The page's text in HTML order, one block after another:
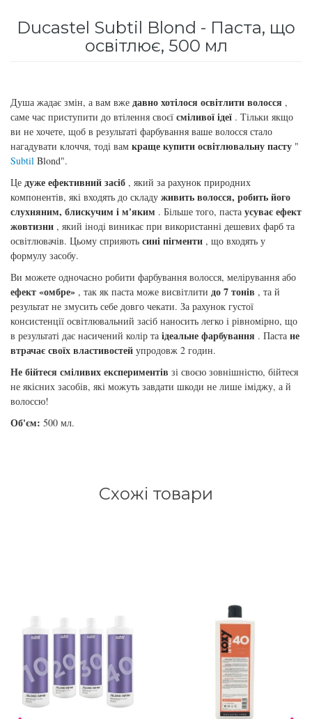
Ducastel Subtil Blond - Паста, що
освітлює, 500 мл
Душа жадає змін, а вам вже давно хотілося освітлити волосся ,
саме час приступити до втілення своєї сміливої ідеї . Тільки якщо
ви не хочете, щоб в результаті фарбування ваше волосся стало
нагадувати клоччя, тоді вам краще купити освітлювальну пасту "
Subtil Blond".
Це дуже ефективний засіб , який за рахунок природних
компонентів, які входять до складу живить волосся, робить його
слухняним, блискучим і м'яким . Більше того, паста усуває ефект
жовтизни , який іноді виникає при використанні дешевих фарб та
освітлювачів. Цьому сприяють сині пігменти , що входять у
формулу засобу.
Ви можете одночасно робити фарбування волосся, мелірування або
ефект «омбре» , так як паста може висвітлити до 7 тонів , та й
результат не змусить себе довго чекати. За рахунок густої
консистенції освітлювальний засіб наносить легко і рівномірно, що
в результаті дає насичений колір та ідеальне фарбування . Паста не
втрачає своїх властивостей упродовж 2 годин.
Не бійтеся сміливих експериментів зі своєю зовнішністю, бійтеся
не якісних засобів, які можуть завдати шкоди не лише іміджу, а й
волоссю!
Об'єм: 500 мл.
Схожі товари
Кошти від лупи
Сироватка, флюїд для волосся
Subtil Color Lab Instant Detox - Серія детокс
Subtil Color Lab Maitrise Parfaite – Серія для
кучерявого волосся
Subtil Color Lab Regeneration Absolue –
Серія для відновлення волосся
Subtil Color Lab Volume Intense – Серія для
об'єму тонкого волосся
Subtil Design - Серія стайлінг та ніжний
Subtil Design Lab - Серія для максимального
збереження кольору волосся
Subtil Global Lift - Глибоке відновлення
Subtil Man XY - Серія для чоловіків: для
догляду та укладання
Laboratoire Ducastel Subtil Blond
Revlon Professional
Subrina Professional
Subtil
Technique
Termix
Tico Professional
You Look Glamour
You Look Professional